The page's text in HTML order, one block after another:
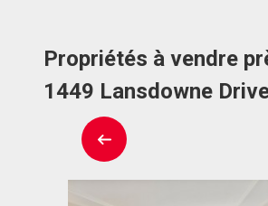
Propriétés à vendre
1449 Lansdowne